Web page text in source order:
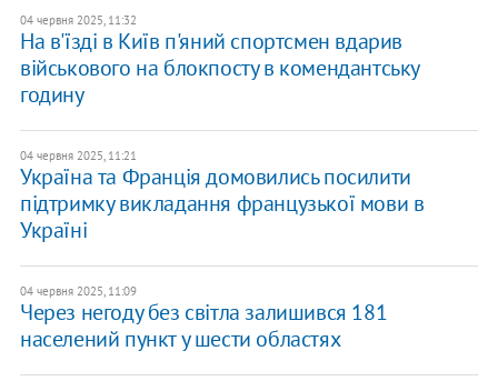
04 червня 2025, 11:32
На в'їзді в Київ п'яний спортсмен вдарив
військового на блокпосту в комендантську
годину
04 червня 2025, 11:21
Україна та Франція домовились посилити
підтримку викладання французької мови в
Україні
04 червня 2025, 11:09
Через негоду без світла залишився 181
населений пункт у шести областях